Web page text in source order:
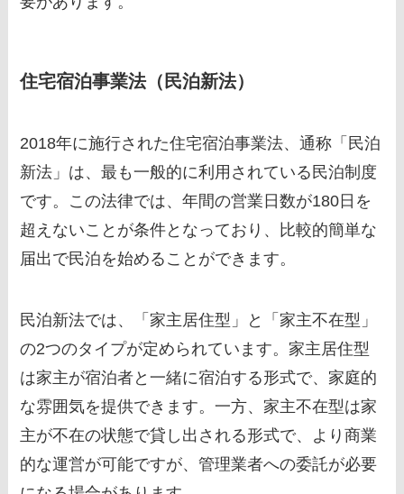
住宅宿泊事業法（民泊新法）
2018年に施行された住宅宿泊事業法、通称「民泊
新法」は、最も一般的に利用されている民泊制度
です。この法律では、年間の営業日数が180日を
超えないことが条件となっており、比較的簡単な
届出で民泊を始めることができます。
民泊新法では、「家主居住型」と「家主不在型」
の2つのタイプが定められています。家主居住型
は家主が宿泊者と一緒に宿泊する形式で、家庭的
な雰囲気を提供できます。一方、家主不在型は家
主が不在の状態で貸し出される形式で、より商業
的な運営が可能ですが、管理業者への委託が必要